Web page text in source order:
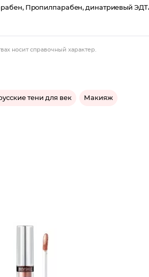
Пропилпарабен, динатриевый
носит справочный характер.
тени для век Макияж